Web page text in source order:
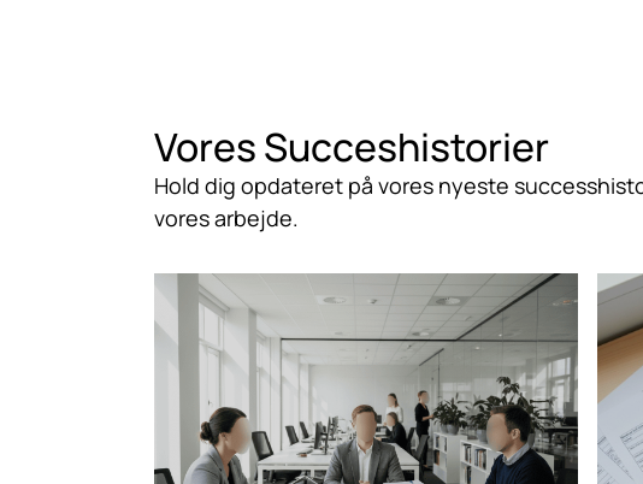
VoresSucceshistorier
Hold dig opdateret på vores nyeste
vores arbejde.